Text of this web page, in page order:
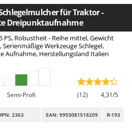
- Motorschubkarren
für Traktoren
für Traktor -
Dreipunktaufnahme
Robustheit - Reihe mittel, Gewicht
Werkzeuge Schlegel,
Aufnahme, Herstellungsland Italien
Semi-Profi (12) 4,31/5
2363 EAN: 9993081518209 R-193